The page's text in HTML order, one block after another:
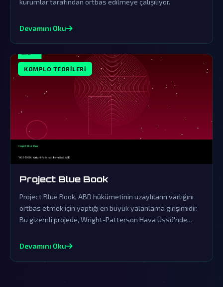
Devamını Oku
KOMPLO TEORILERI
Project Blue Book
Project Blue Book, ABD hükümetinin uzaylıların varlığını
örtbas etmek için yaptığı en büyük yalanlama girişimidir.
Bu gizemli projede, Wright-Patterson Hava Üssü'nde
içeriyor.
Devamını Oku